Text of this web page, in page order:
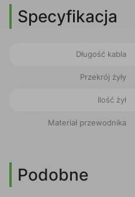
Specyfikacja
Długość kabla
Przekrój żyły
Ilość żył
Materiał przewodnika
Podobne